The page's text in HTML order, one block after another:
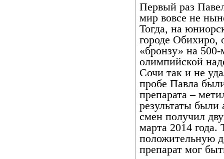
Первый раз
мир вовсе не
Тогда, на
городе Обихиро,
«бронзу» на
олимпийской
Сочи так и не
пробе Павла
препарата –
результаты
смен получил
марта 2014 года.
положительную
препарат мог